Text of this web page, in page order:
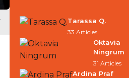
Tarassa Q.
33 Articles
Oktavia
Ningrum
31 Articles
Ardina Praf